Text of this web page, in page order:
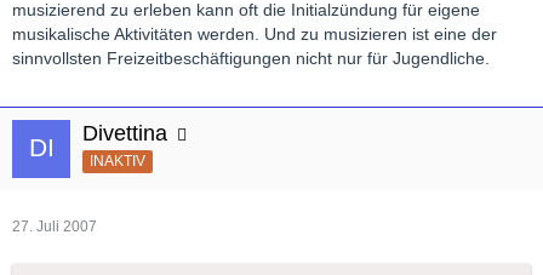
musizierend zu erleben kann oft die Initialzündung für eigene
musikalische Aktivitäten werden. Und zu musizieren ist eine der
sinnvollsten Freizeitbeschäftigungen nicht nur für Jugendliche.
Divettina
INAKTIV
27. Juli 2007